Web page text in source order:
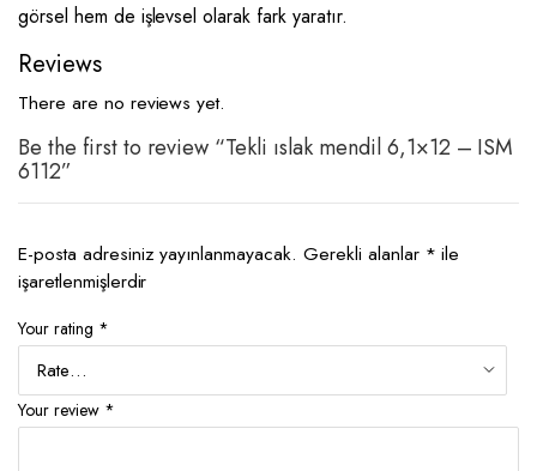
görsel hem de işlevsel olarak fark yaratır.
Reviews
There are no reviews yet.
Be the first to review “Tekli ıslak mendil 6,1×12 – ISM
6112”
E-posta adresiniz yayınlanmayacak. Gerekli alanlar * ile
işaretlenmişlerdir
Your rating *
Your review *